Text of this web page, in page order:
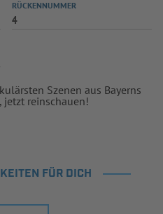
RÜCKENNUMMER
4
Szenen aus Bayerns
reinschauen!
FÜR DICH